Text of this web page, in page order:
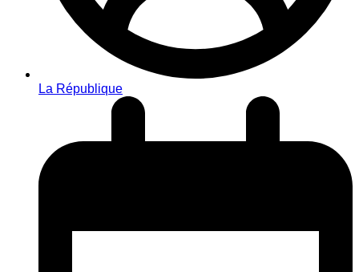
La République